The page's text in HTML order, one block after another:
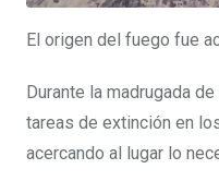
El origen del fuego fue
Durante la madrugada
tareas de extinción en
acercando al lugar lo